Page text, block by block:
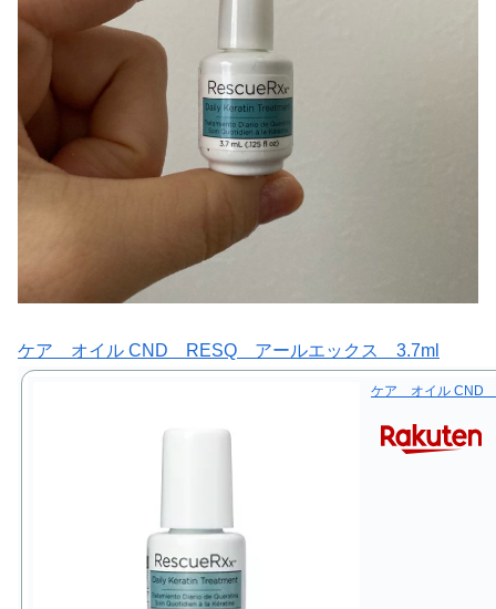
ケア オイル CND RESQ アールエックス 3.7ml
ケア オイル CND